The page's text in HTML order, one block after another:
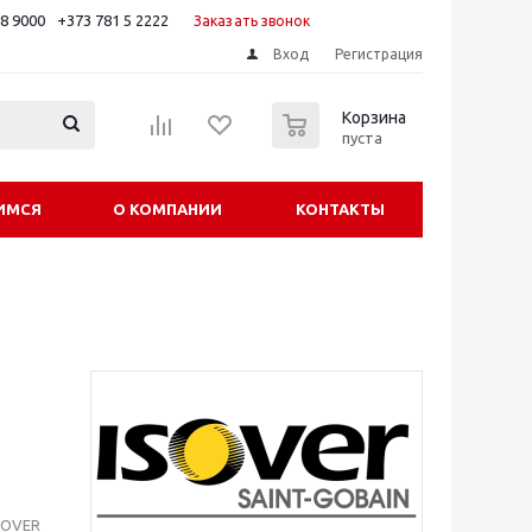
9000 +373 781 5 2222 Заказать звонок
Вход Регистрация
Корзина
пуста
О КОМПАНИИ КОНТАКТЫ